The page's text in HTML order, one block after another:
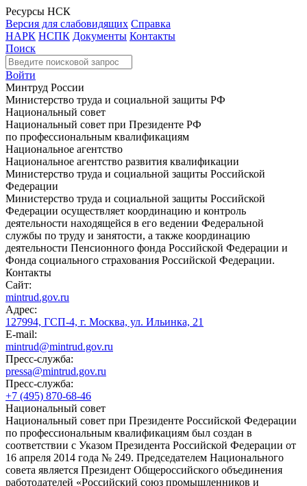
Ресурсы НСК
Версия для слабовидящих Справка
НАРК НСПК Документы Контакты
Поиск
Войти
Минтруд России
Министерство труда и социальной защиты РФ
Национальный совет
Национальный совет при Президенте РФ
по профессиональным квалификациям
Национальное агентство
Национальное агентство развития квалификации
Министерство труда и социальной защиты Российской
Федерации
Министерство труда и социальной защиты Российской
Федерации осуществляет координацию и контроль
деятельности находящейся в его ведении Федеральной
службы по труду и занятости, а также координацию
деятельности Пенсионного фонда Российской Федерации и
Фонда социального страхования Российской Федерации.
Контакты
Сайт:
mintrud.gov.ru
Адрес:
127994, ГСП-4, г. Москва, ул. Ильинка, 21
E-mail:
mintrud@mintrud.gov.ru
Пресс-служба:
pressa@mintrud.gov.ru
Пресс-служба:
+7 (495) 870-68-46
Национальный совет
Национальный совет при Президенте Российской Федерации
по профессиональным квалификациям был создан в
соответствии с Указом Президента Российской Федерации от
16 апреля 2014 года № 249. Председателем Национального
совета является Президент Общероссийского объединения
работодателей «Российский союз промышленников и